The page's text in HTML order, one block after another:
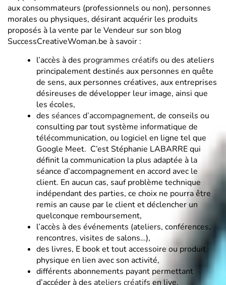
aux consommateurs (professionnels ou non), personnes
morales ou physiques, désirant acquérir les produits
proposés à la vente par le Vendeur sur son blog
SuccessCreativeWoman.be à savoir :
l’accès à des programmes créatifs ou des ateliers
principalement destinés aux personnes en quête
de sens, aux personnes créatives, aux entreprises
désireuses de développer leur image, ainsi que
les écoles,
des séances d’accompagnement, de conseils ou
consulting par tout système informatique de
télécommunication, ou logiciel en ligne tel que
Google Meet. C’est Stéphanie LABARRE qui
définit la communication la plus adaptée à la
séance d’accompagnement en accord avec le
client. En aucun cas, sauf problème technique
indépendant des parties, ce choix ne pourra être
remis an cause par le client et déclencher un
quelconque remboursement,
l’accès à des événements (ateliers, conférences,
rencontres, visites de salons…),
des livres, E book et tout accessoire ou produit
physique en lien avec son activité,
différents abonnements payant permettant
d’accéder à des ateliers créatifs en live.